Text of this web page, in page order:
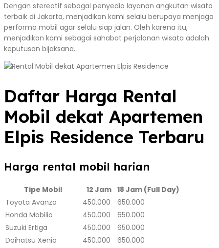
Dengan stereotif sebagai penyedia layanan angkutan wisata
terbaik di Jakarta, menjadikan kami selalu berupaya menjaga
performa mobil agar selalu siap jalan. Oleh karena itu,
menjadikan kami sebagai sahabat perjalanan wisata adalah
keputusan bijaksana.
Daftar Harga Rental
Mobil dekat Apartemen
Elpis Residence Terbaru
Harga rental mobil harian
Tipe Mobil 12 Jam 18 Jam (Full Day)
Toyota Avanza
450.000
650.000
Honda Mobilio
450.000
650.000
Suzuki Ertiga
450.000
650.000
Daihatsu Xenia
450.000
650.000